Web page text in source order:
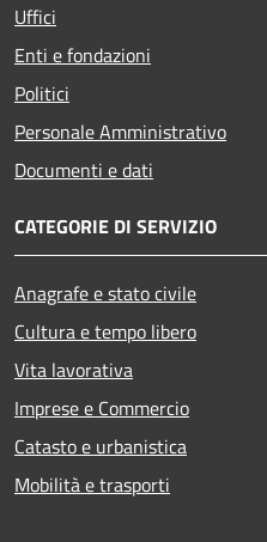
Uffici
Enti e fondazioni
Politici
Personale Amministrativo
Documenti e dati
CATEGORIE DI SERVIZIO
Anagrafe e stato civile
Cultura e tempo libero
Vita lavorativa
Imprese e Commercio
Catasto e urbanistica
Mobilità e trasporti